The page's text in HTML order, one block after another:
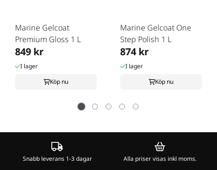
Marine Gelcoat
Premium Gloss 1 L
849 kr
I lager
Köp nu
Marine Gelcoat One
Step Polish 1 L
874 kr
I lager
Köp nu
Snabb leverans 1-3 dagar Alla priser visas inkl moms.